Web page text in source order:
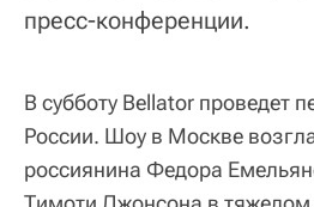
пресс-конференции.
В субботу Bellator проведет
России. Шоу в Москве
россиянина Федора